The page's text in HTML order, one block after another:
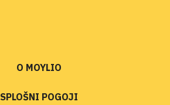
O MOYLIO
SPLOŠNI POGOJI